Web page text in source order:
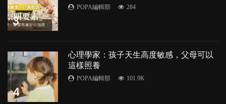
3
POPA編輯部 284
4
心理學家：孩子天生高度敏感，父母可以
這樣照養
POPA編輯部 101.9K